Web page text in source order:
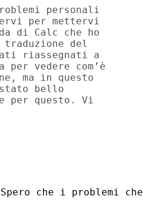
personali
per mettervi
di Calc che ho
del
riassegnati a
vedere com’è
ma in questo
stato bello
per questo. Vi
Spero che i problemi che